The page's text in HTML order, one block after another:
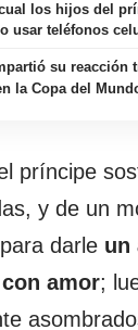
los hijos del
usar teléfonos
su reacción
la Copa del
príncipe
y de un
darle un
amor;